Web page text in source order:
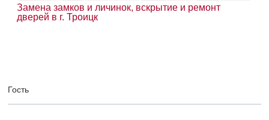
Замена замков и личинок, вскрытие и ремонт
дверей в г. Троицк
Гость